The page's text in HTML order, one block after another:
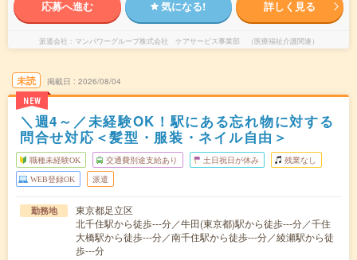
応募へ進む 気になる! 詳しく見る
派遣会社 マンパワーグループ株式会社 ケアサービス事業部 （医療福祉介護関連）
未読
NEW
掲載日 2026/08/04
＼週4～／未経験OK！駅にある忘れ物に対する
問合せ対応＜髪型・服装・ネイル自由＞
職種未経験OK 交通費別途支給あり 土日祝日が休み 残業なし
WEB登録OK 派遣
勤務地
東京都足立区
北千住駅から徒歩---分／牛田(東京都)駅から徒歩---分／千住
大橋駅から徒歩---分／南千住駅から徒歩---分／綾瀬駅から徒
歩---分